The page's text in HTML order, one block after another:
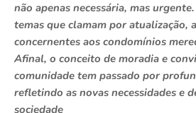
não apenas necessária, mas
temas que clamam por atualização,
concernentes aos condomínios
Afinal, o conceito de moradia e
comunidade tem passado por
refletindo as novas necessidades e
sociedade